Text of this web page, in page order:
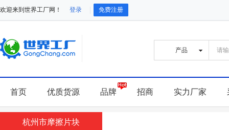
欢迎来到世界工厂网！ 登录 免费注册
首页 优质货源 品牌 招商 实力厂家
杭州市摩擦片块